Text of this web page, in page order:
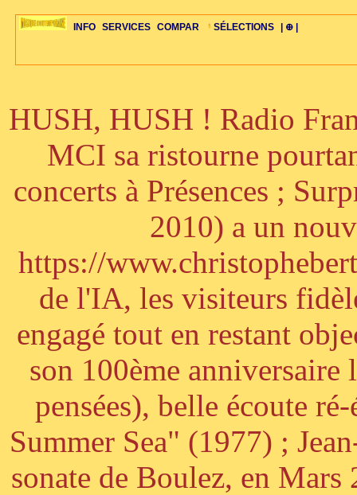
INFO
ÉDITORIAUX ACTUS-CONCERTS HISTOIRE PAYS STYLES-ÉCOLES
SERVICES
MAJ-LISTE ARCH-CONCERTS LIENS RADIOS VIDÉOS PLAN FAQS
COMPAR
SÉLECTION GUIDE-EXPRESS ŒUVRES BIOGRAPHIES PERSPECTIVE
SÉLECTIONS
SÉLECTION COMPOS-INTRO COMPO-INDIV ŒUVRES-INDIV
| ⊕ |
20ÈME PARAL 1001 CD TOP-REC BONUS-ROMANS BONUS-FILMS
CELLO-C
ALTO-C
VIOLON-C
PIANO-CONC GRAND-
HUSH, HUSH ! Radio
MCI sa ristourne
concerts à Présences ;
2010) a un
https://
de l'IA, les visiteurs
engagé tout en restant
son 100ème
pensées), belle écoute
Summer Sea" (1977) ;
sonate de Boulez, en